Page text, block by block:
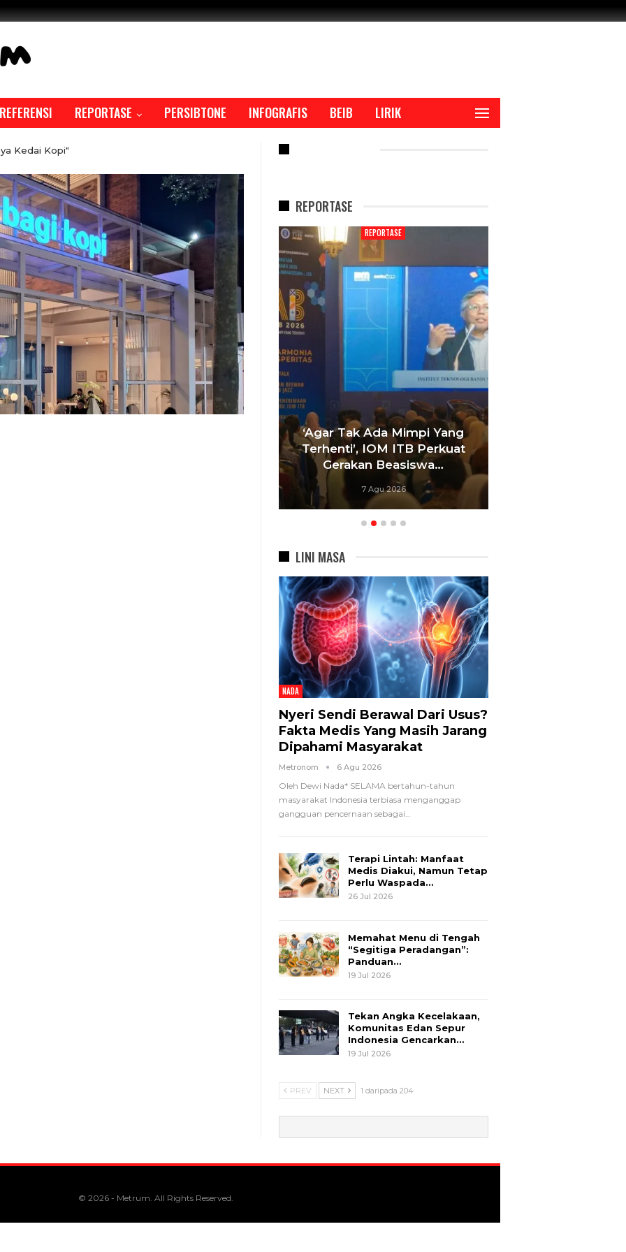
REFERENSI REPORTASE PERSIBTONE INFOGRAFIS BEIB LIRIK
Kedai Kopi"
REPORTASE
REPORTASE
Tren Bergeser, Generasi
REPORTASE
‘Agar Tak Ada Mimpi Yang
Terhenti’, IOM ITB Perkuat
Gerakan Beasiswa…
7 Agu 2026
LINI MASA
NADA
Nyeri Sendi Berawal Dari Usus?
Fakta Medis Yang Masih Jarang
Dipahami Masyarakat
Metronom 6 Agu 2026
Oleh Dewi Nada* SELAMA bertahun-tahun
masyarakat Indonesia terbiasa menganggap
gangguan pencernaan sebagai…
Terapi Lintah: Manfaat
Medis Diakui, Namun Tetap
Perlu Waspada…
26 Jul 2026
Memahat Menu di Tengah
“Segitiga Peradangan”:
Panduan…
19 Jul 2026
Tekan Angka Kecelakaan,
Komunitas Edan Sepur
Indonesia Gencarkan…
19 Jul 2026
PREV NEXT 1 daripada 204
© 2026 - Metrum. All Rights Reserved.